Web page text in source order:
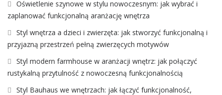
Oświetlenie szynowe w stylu nowoczesnym: jak wybrać i
zaplanować funkcjonalną aranżację wnętrza
Styl wnętrza a dzieci i zwierzęta: jak stworzyć funkcjonalną i
przyjazną przestrzeń pełną zwierzęcych motywów
Styl modern farmhouse w aranżacji wnętrz: jak połączyć
rustykalną przytulność z nowoczesną funkcjonalnością
Styl Bauhaus we wnętrzach: jak łączyć funkcjonalność,